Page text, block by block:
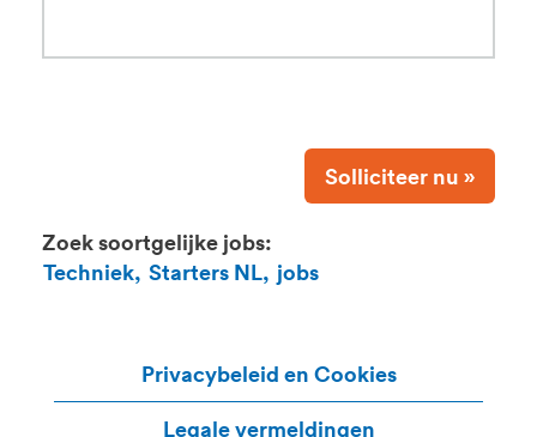
Solliciteer nu »
Zoek soortgelijke jobs:
Techniek, Starters NL, jobs
Privacybeleid en Cookies
Legale vermeldingen